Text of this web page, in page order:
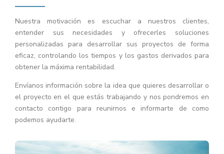
Nuestra motivación es escuchar a nuestros clientes,
entender sus necesidades y ofrecerles soluciones
personalizadas para desarrollar sus proyectos de forma
eficaz, controlando los tiempos y los gastos derivados para
obtener la máxima rentabilidad.
Envíanos información sobre la idea que quieres desarrollar o
el proyecto en el que estás trabajando y nos pondremos en
contacto contigo para reunirnos e informarte de como
podemos ayudarte.